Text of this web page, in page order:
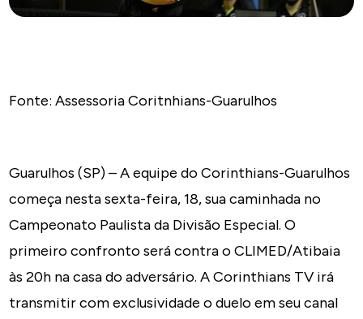
Fonte: Assessoria Coritnhians-Guarulhos
Guarulhos (SP) – A equipe do Corinthians-Guarulhos
começa nesta sexta-feira, 18, sua caminhada no
Campeonato Paulista da Divisão Especial. O
primeiro confronto será contra o CLIMED/Atibaia
às 20h na casa do adversário. A Corinthians TV irá
transmitir com exclusividade o duelo em seu canal